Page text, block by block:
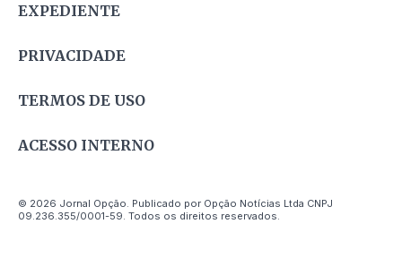
EXPEDIENTE
PRIVACIDADE
TERMOS DE USO
ACESSO INTERNO
© 2026 Jornal Opção. Publicado por Opção Notícias Ltda CNPJ
09.236.355/0001-59. Todos os direitos reservados.